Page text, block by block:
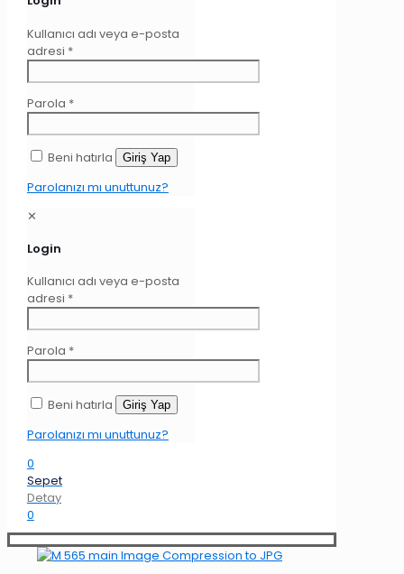
Kullanıcı adı veya e-posta
adresi *
Parola *
Beni hatırla Giriş Yap
Parolanızı mı unuttunuz?
✕
Login
Kullanıcı adı veya e-posta
adresi *
Parola *
Beni hatırla Giriş Yap
Parolanızı mı unuttunuz?
0
Sepet
Detay
0